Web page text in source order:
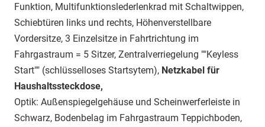
Funktion, Multifunktionslederlenkrad mit Schaltwippen,
Schiebtüren links und rechts, Höhenverstellbare
Vordersitze, 3 Einzelsitze in Fahrtrichtung im
Fahrgastraum = 5 Sitzer, Zentralverriegelung ""Keyless
Start"" (schlüsselloses Startsytem), Netzkabel für
Haushaltssteckdose,
Optik: Außenspiegelgehäuse und Scheinwerferleiste in
Schwarz, Bodenbelag im Fahrgastraum Teppichboden,